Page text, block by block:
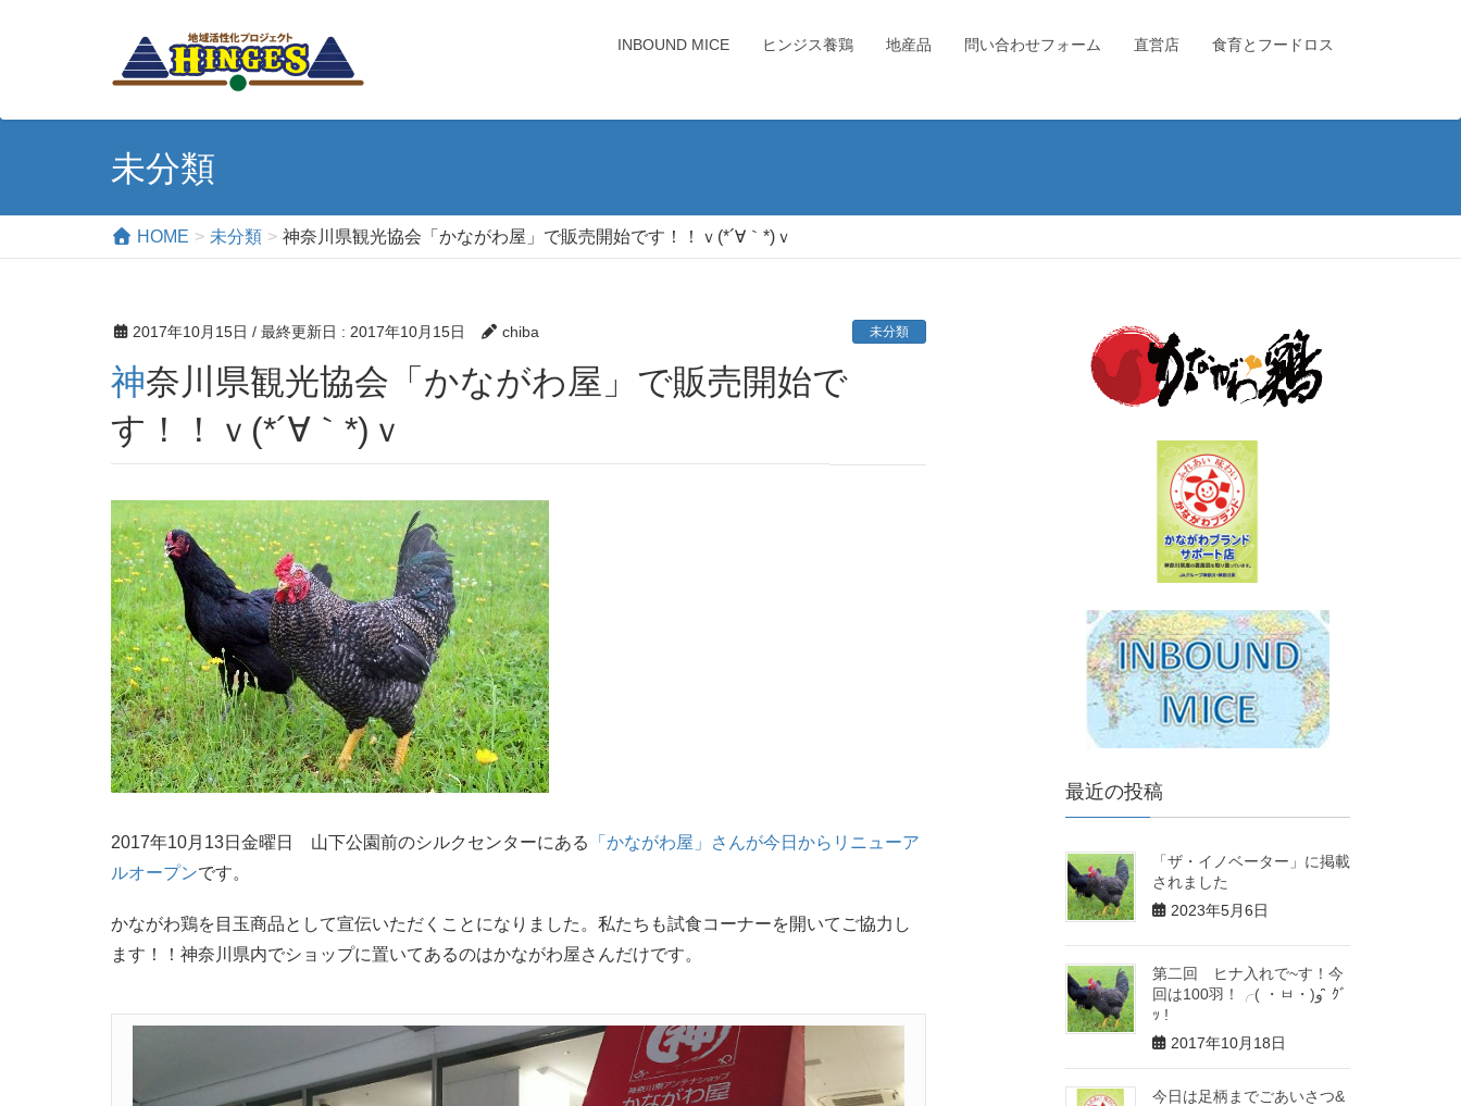
INBOUND MICE ヒンジス養鶏 地産品 問い合わせフォーム 直営店 食育とフードロス
未分類
HOME 未分類 神奈川県観光協会「かながわ屋」で販売開始です！！ｖ(*´∀｀*)ｖ
2017年10月15日 / 最終更新日 : 2017年10月15日 chiba 未分類
神奈川県観光協会「かながわ屋」で販売開始で
す！！ｖ(*´∀｀*)ｖ
2017年10月13日金曜日 山下公園前のシルクセンターにある
「かながわ屋」さんが今日からリニューア
ルオープンです。
かながわ鶏を目玉商品として宣伝いただくことになりました。私たちも試食コーナーを開いてご協力し
ます！！神奈川県内でショップに置いてあるのはかながわ屋さんだけです。
最近の投稿
「ザ・イノベーター」に掲載
されました
2023年5月6日
第二回 ヒナ入れで~す！今
回は100羽！╭( ・ㅂ・)و ̑̑ ｸﾞ
ｯ !
2017年10月18日
今日は足柄までごあいさつ&